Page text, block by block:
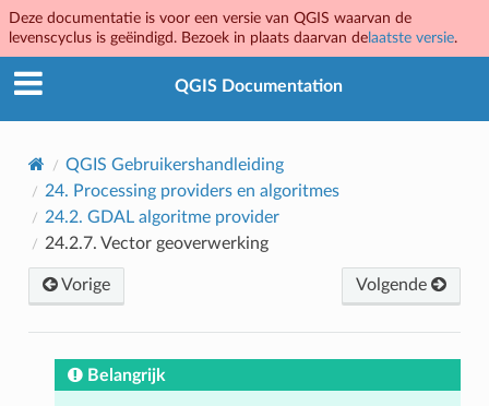
Deze documentatie is voor een versie van QGIS waarvan de
levenscyclus is geëindigd. Bezoek in plaats daarvan de laatste versie.
QGIS Documentation
QGIS Gebruikershandleiding
24. Processing providers en algoritmes
24.2. GDAL algoritme provider
24.2.7. Vector geoverwerking
Vorige Volgende
Belangrijk